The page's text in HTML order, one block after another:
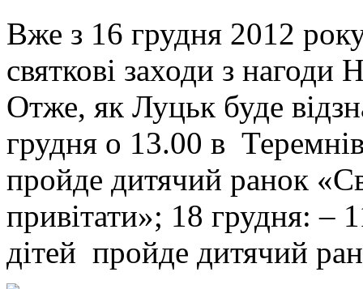
Вже з 16 грудня 2012
святкові заходи з нагоди
Отже, як Луцьк буде
грудня о 13.00 в
пройде дитячий ранок
привітати»; 18 грудня: –
дітей пройде дитячий